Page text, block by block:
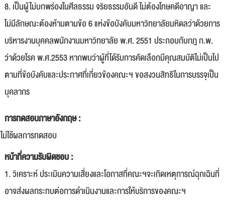
8. เป็นผู้ไม่บกพร่องในศีลธรรม จริยธรรมอันดี ไม่ต้องโทษคดีอาญา และ
ไม่มีลักษณะต้องห้ามตามข้อ 6 แห่งข้อบังคับมหาวิทยาลัยมหิดลว่าด้วยการ
บริหารงานบุคคลพนักงานมหาวิทยาลัย พ.ศ. 2551 ประกอบกับกฎ ก.พ.
ว่าด้วยโรค พ.ศ.2553 หากพบว่าผู้ที่ได้รับการคัดเลือกมีคุณสมบัติไม่เป็นไป
ตามที่ข้อบังคับและประกาศที่เกี่ยวข้องคณะฯ ขอสงวนสิทธิในการบรรจุเป็น
บุคลากร
การทดสอบภาษาอังกฤษ :
ม่ใช้ผลการทดสอบ
หน้าที่ความรับผิดชอบ :
1. วิเคราะห์ ประเมินความเสี่ยงและโอกาสที่คณะฯจะเกิดเหตุการณ์ฉุกเฉินที่
อาจส่งผลกระทบต่อการดำเนินงานและการให้บริการของคณะฯ